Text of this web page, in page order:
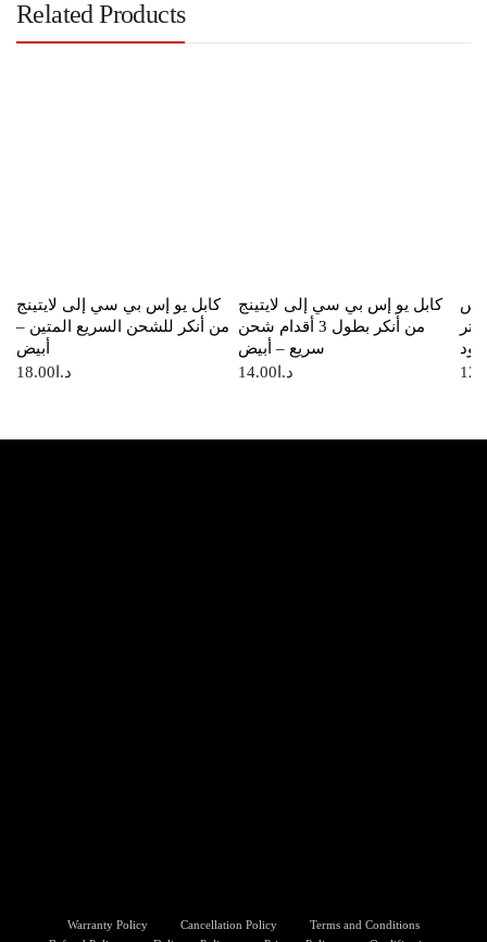
Related Products
كابل يو إس بي سي إلى لايتينج
من أنكر للشحن السريع المتين –
أبيض
د.ا 18.00
كابل يو إس بي سي إلى لايتينج
من أنكر بطول 3 أقدام شحن
سريع – أبيض
د.ا 14.00
إس
بي سي من أنكر بطول 0.9 متر
Warranty Policy Cancellation Policy
Terms and Conditions